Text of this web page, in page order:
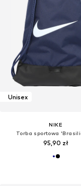
Unisex
NIKE
Torba sportowa
95,90 zł